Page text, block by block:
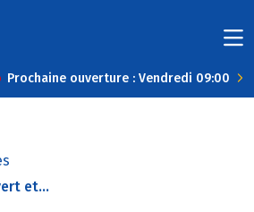
Prochaine ouverture : Vendredi 09:00
et...